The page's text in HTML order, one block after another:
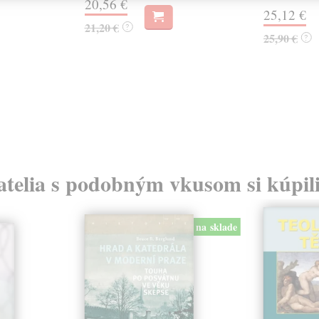
20,56 €
21,20 € ?
25,12 €
25,90 € ?
s podobným vkusom si
na sklade